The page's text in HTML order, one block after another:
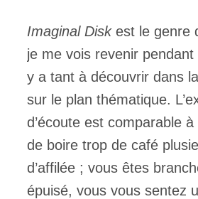
Imaginal Diskest le genre
je me vois revenir pendant
y a tant à découvrir dans
sur le plan thématique.
d’écoute est comparable
de boire trop de café
d’affilée ; vous êtes
épuisé, vous vous sentez